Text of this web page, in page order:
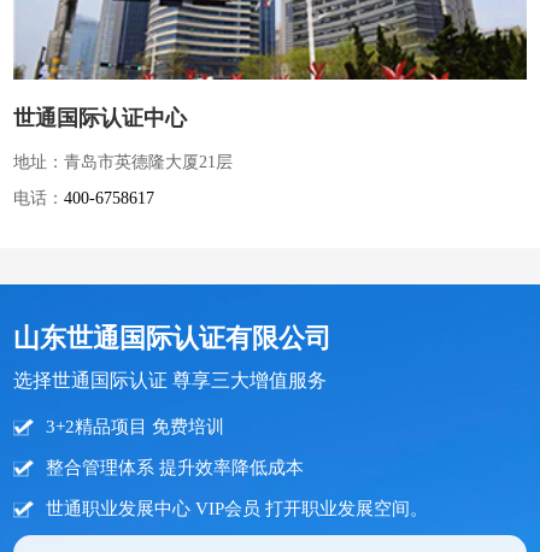
世通国际认证中心
地址：青岛市英德隆大厦21层
电话：400-6758617
山东世通国际认证有限公司
选择世通国际认证 尊享三大增值服务
3+2精品项目 免费培训
整合管理体系 提升效率降低成本
世通职业发展中心 VIP会员 打开职业发展空间。